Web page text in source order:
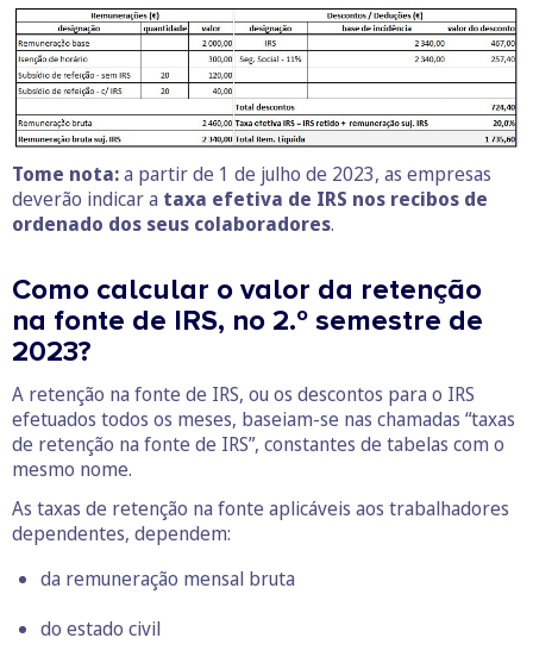
Tome nota:a partir de 1 de julho de 2023, as empresas
deverão indicar a taxa efetiva de IRS nos recibos de
ordenado dos seus colaboradores.
Como calcular o valor da retenção
na fonte de IRS, no 2.º semestre de
2023?
A retenção na fonte de IRS, ou os descontos para o IRS
efetuados todos os meses, baseiam-se nas chamadas “taxas
de retenção na fonte de IRS”, constantes de tabelas com o
mesmo nome.
As taxas de retenção na fonte aplicáveis aos trabalhadores
dependentes, dependem:
da remuneração mensal bruta
do estado civil